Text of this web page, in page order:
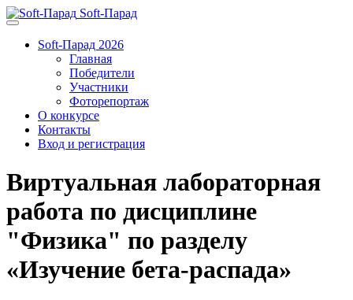
Soft-Парад
Soft-Парад 2026
Главная
Победители
Участники
Фоторепортаж
О конкурсе
Контакты
Вход и регистрация
Виртуальная лабораторная
работа по дисциплине
"Физика" по разделу
«Изучение бета-распада»